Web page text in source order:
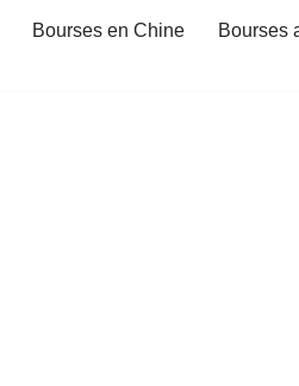
Bourses en Chine Bourses